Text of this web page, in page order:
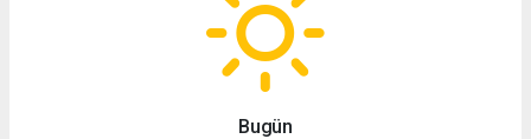
Bugün